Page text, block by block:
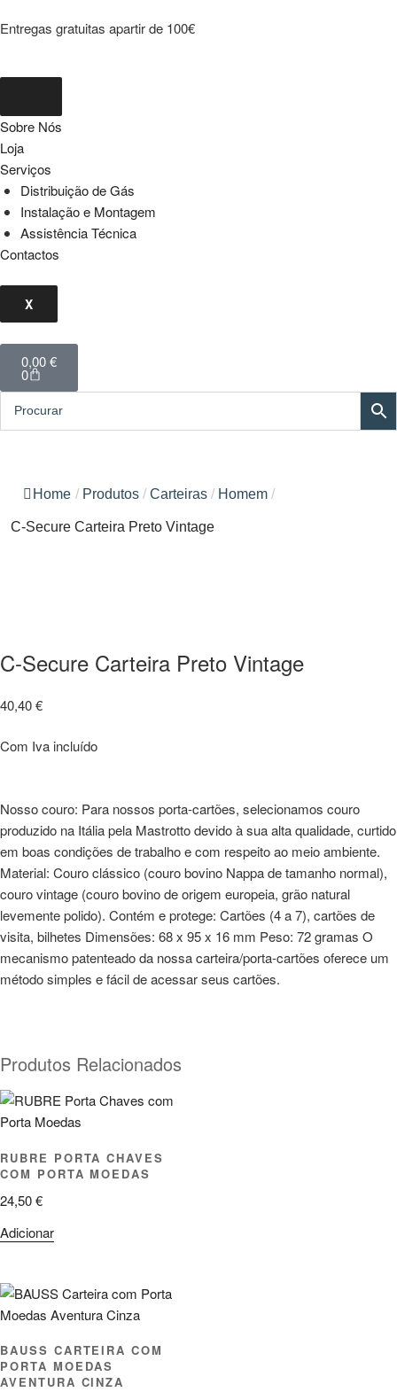
Entregas gratuitas apartir de 100€
Sobre Nós
Loja
Serviços
Distribuição de Gás
Instalação e Montagem
Assistência Técnica
Contactos
X
0,00€
0
Home / Produtos / Carteiras / Homem /
C-Secure Carteira Preto Vintage
C-Secure Carteira Preto Vintage
40,40€
Com Iva incluído
Nosso couro: Para nossos porta-cartões, selecionamos couro
produzido na Itália pela Mastrotto devido à sua alta qualidade, curtido
em boas condições de trabalho e com respeito ao meio ambiente.
Material: Couro clássico (couro bovino Nappa de tamanho normal),
couro vintage (couro bovino de origem europeia, grão natural
levemente polido). Contém e protege: Cartões (4 a 7), cartões de
visita, bilhetes Dimensões: 68 x 95 x 16 mm Peso: 72 gramas O
mecanismo patenteado da nossa carteira/porta-cartões oferece um
método simples e fácil de acessar seus cartões.
Produtos Relacionados
RUBRE PORTA CHAVES
COM PORTA MOEDAS
24,50€
Adicionar
BAUSS CARTEIRA COM
PORTA MOEDAS
AVENTURA CINZA